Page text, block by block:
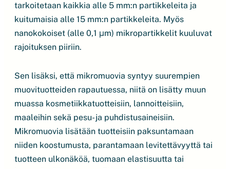
tarkoitetaan kaikkia alle 5 mm:n partikkeleita ja
kuitumaisia alle 15 mm:n partikkeleita. Myös
nanokokoiset (alle 0,1 μm) mikropartikkelit kuuluvat
rajoituksen piiriin.
Sen lisäksi, että mikromuovia syntyy suurempien
muovituotteiden rapautuessa, niitä on lisätty muun
muassa kosmetiikkatuotteisiin, lannoitteisiin,
maaleihin sekä pesu- ja puhdistusaineisiin.
Mikromuovia lisätään tuotteisiin paksuntamaan
niiden koostumusta, parantamaan levitettävyyttä tai
tuotteen ulkonäköä, tuomaan elastisuutta tai